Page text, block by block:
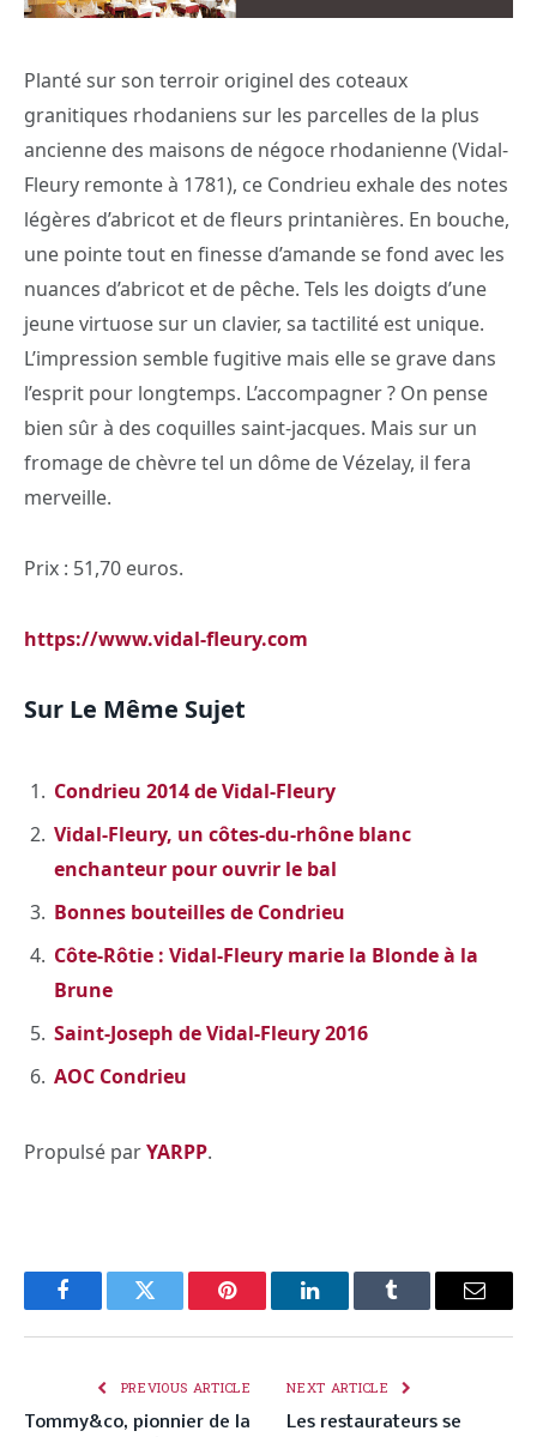
Planté sur son terroir originel des coteaux
granitiques rhodaniens sur les parcelles de la plus
ancienne des maisons de négoce rhodanienne (Vidal-
Fleury remonte à 1781), ce Condrieu exhale des notes
légères d’abricot et de fleurs printanières. En bouche,
une pointe tout en finesse d’amande se fond avec les
nuances d’abricot et de pêche. Tels les doigts d’une
jeune virtuose sur un clavier, sa tactilité est unique.
L’impression semble fugitive mais elle se grave dans
l’esprit pour longtemps. L’accompagner ? On pense
bien sûr à des coquilles saint-jacques. Mais sur un
fromage de chèvre tel un dôme de Vézelay, il fera
merveille.
Prix : 51,70 euros.
https://www.vidal-fleury.com
Sur Le Même Sujet
Condrieu 2014 de Vidal-Fleury
Vidal-Fleury, un côtes-du-rhône blanc
enchanteur pour ouvrir le bal
Bonnes bouteilles de Condrieu
Côte-Rôtie : Vidal-Fleury marie la Blonde à la
Brune
Saint-Joseph de Vidal-Fleury 2016
AOC Condrieu
Propulsé parYARPP.
FacebookTwitter Pinterest LinkedInTumblr Email
PREVIOUS ARTICLE
Tommy&co, pionnier de la
NEXT ARTICLE
Les restaurateurs se